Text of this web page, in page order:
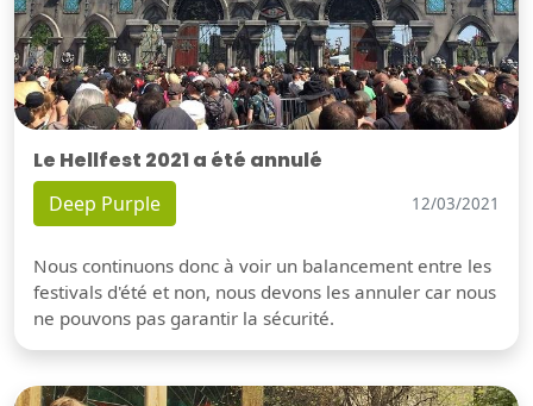
Le Hellfest 2021 a été annulé
Deep Purple 12/03/2021
Nous continuons donc à voir un balancement entre les
festivals d'été et non, nous devons les annuler car nous
ne pouvons pas garantir la sécurité.